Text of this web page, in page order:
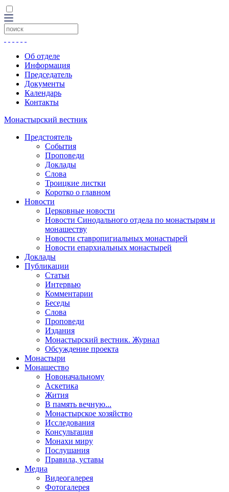
Об отделе
Информация
Председатель
Документы
Календарь
Контакты
Монастырский вестник
Предстоятель
События
Проповеди
Доклады
Слова
Троицкие листки
Коротко о главном
Новости
Церковные новости
Новости Синодального отдела по монастырям и
монашеству
Новости ставропигиальных монастырей
Новости епархиальных монастырей
Доклады
Публикации
Статьи
Интервью
Комментарии
Беседы
Слова
Проповеди
Издания
Монастырский вестник. Журнал
Обсуждение проекта
Монастыри
Монашество
Новоначальному
Аскетика
Жития
В память вечную...
Монастырское хозяйство
Исследования
Консультация
Монахи миру
Послушания
Правила, уставы
Медиа
Видеогалерея
Фотогалерея